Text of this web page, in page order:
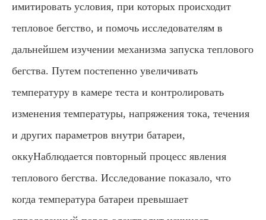
имитировать условия, при которых происходит
тепловое бегство, и помочь исследователям в
дальнейшем изучении механизма запуска теплового
бегства. Путем постепенно увеличивать
температуру в камере теста и контролировать
изменения температуры, напряжения тока, течения
и других параметров внутри батареи,
оккуНаблюдается повторный процесс явления
теплового бегства. Исследование показало, что
когда температура батареи превышает